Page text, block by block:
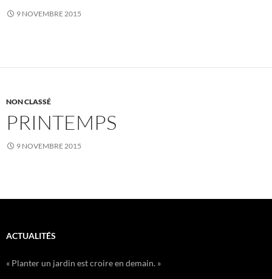
9 NOVEMBRE 2015
NON CLASSÉ
PRINTEMPS
9 NOVEMBRE 2015
ACTUALITÉS
« Planter un jardin est croire en demain. »